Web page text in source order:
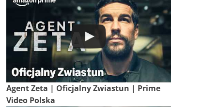
Agent Zeta | Oficjalny Zwiastun | Prime
Video Polska